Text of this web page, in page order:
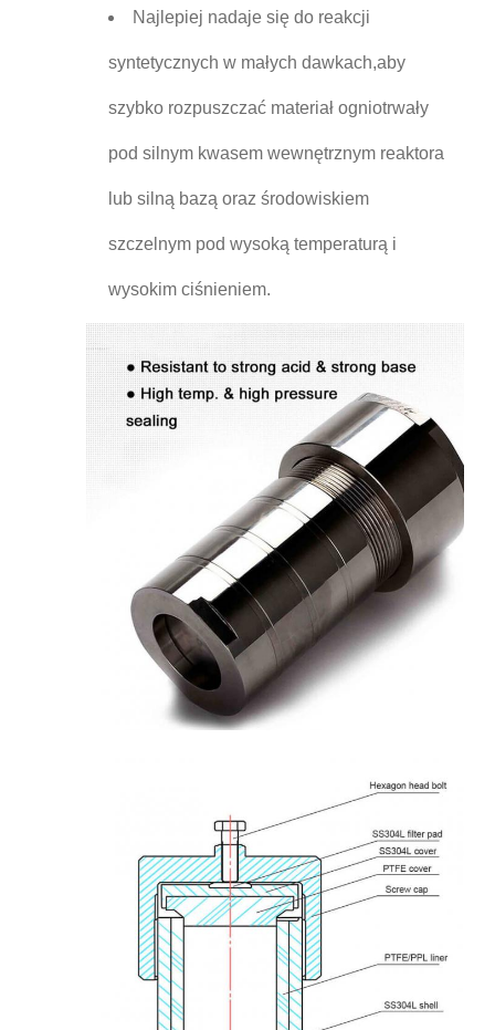
Najlepiej nadaje się do reakcji
syntetycznych w małych dawkach,aby
szybko rozpuszczać materiał ogniotrwały
pod silnym kwasem wewnętrznym reaktora
lub silną bazą oraz środowiskiem
szczelnym pod wysoką temperaturą i
wysokim ciśnieniem.